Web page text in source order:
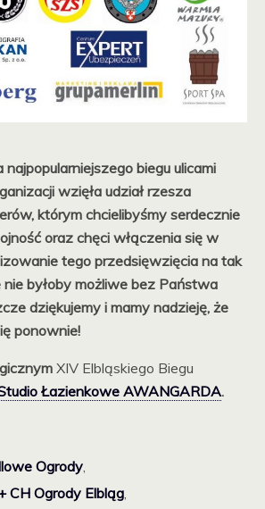
najpopularniejszego biegu ulicami
wzięła udział rzesza
którym chcielibyśmy serdecznie
oraz chęci włączenia się w
tego przedsięwzięcia na tak
byłoby możliwe bez Państwa
dziękujemy i mamy nadzieję, że
ponownie!
XIV Elbląskiego Biegu
Łazienkowe AWANGARDA.
Ogrody,
CH Ogrody Elbląg,